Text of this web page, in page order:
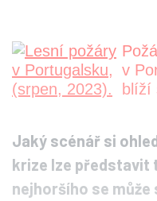
v
blíží
Jaký scénář si
krize lze představit
nejhoršího se může